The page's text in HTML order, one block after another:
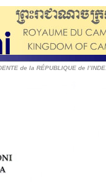
de la RÉPUBLIQUE de l’INDE.